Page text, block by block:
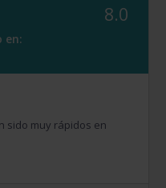
en:
8.0
sido muy rápidos en